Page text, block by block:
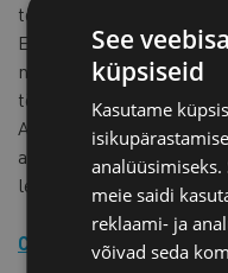
toetavatesse
Eesti kutse- ja
nii tehnikutele kui ka
töökohapõhist
Akadeemia. Ühendades
arendab programm
lennumehaanikuid.
CYBERNETICA
See
küpsiseid
Kasutame
meie saidi
reklaami- ja
võivad seda